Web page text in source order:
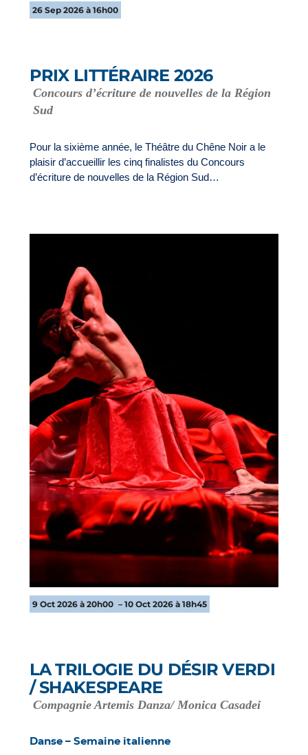
26 Sep 2026 à 16h00
PRIX LITTÉRAIRE 2026
Concours d’écriture de nouvelles de la Région
Sud
Pour la sixième année, le Théâtre du Chêne Noir a le
plaisir d’accueillir les cinq finalistes du Concours
d’écriture de nouvelles de la Région Sud…
9 Oct 2026 à 20h00 – 10 Oct 2026 à 18h45
LA TRILOGIE DU DÉSIR VERDI
/ SHAKESPEARE
Compagnie Artemis Danza/ Monica Casadei
Danse – Semaine italienne